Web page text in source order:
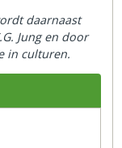
daarnaast
Jung en door
in culturen.